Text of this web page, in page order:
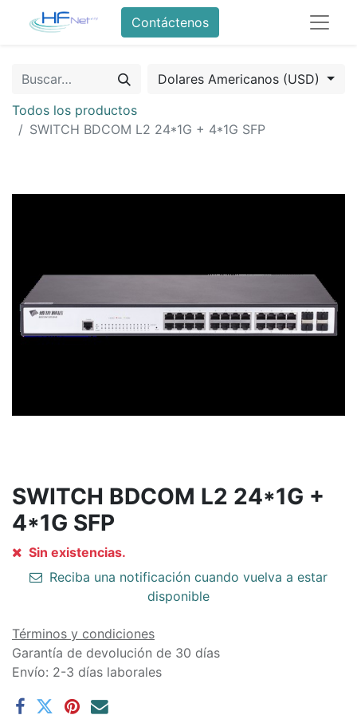
Contáctenos
Dolares Americanos (USD)
Todos los productos
SWITCH BDCOM L2 24*1G + 4*1G SFP
SWITCH BDCOM L2 24*1G +
4*1G SFP
Sin existencias.
Reciba una notificación cuando vuelva a estar
disponible
Términos y condiciones
Garantía de devolución de 30 días
Envío: 2-3 días laborales